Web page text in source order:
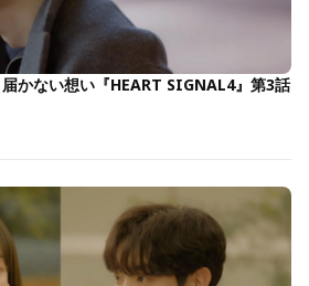
かない想い『HEART SIGNAL4』第3話